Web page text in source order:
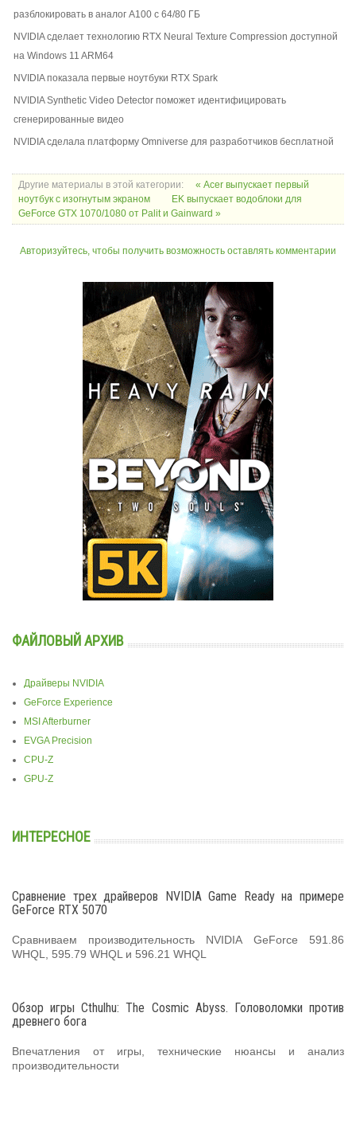
разблокировать в аналог A100 с 64/80 ГБ
NVIDIA сделает технологию RTX Neural Texture Compression доступной
на Windows 11 ARM64
NVIDIA показала первые ноутбуки RTX Spark
NVIDIA Synthetic Video Detector поможет идентифицировать
сгенерированные видео
NVIDIA сделала платформу Omniverse для разработчиков бесплатной
Другие материалы в этой категории:
« Acer выпускает первый
ноутбук с изогнутым экраном
EK выпускает водоблоки для
GeForce GTX 1070/1080 от Palit и Gainward »
Авторизуйтесь, чтобы получить возможность оставлять комментарии
ФАЙЛОВЫЙ АРХИВ
Драйверы NVIDIA
GeForce Experience
MSI Afterburner
EVGA Precision
CPU-Z
GPU-Z
ИНТЕРЕСНОЕ
Сравнение трех драйверов NVIDIA Game Ready на примере
GeForce RTX 5070
Сравниваем производительность NVIDIA GeForce 591.86
WHQL, 595.79 WHQL и 596.21 WHQL
Обзор игры Cthulhu: The Cosmic Abyss. Головоломки против
древнего бога
Впечатления от игры, технические нюансы и анализ
производительности